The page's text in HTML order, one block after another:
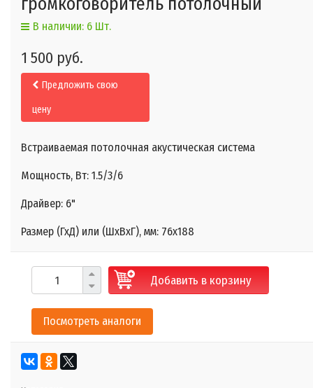
В наличии: 6 Шт.
1 500 руб.
Предложить свою
цену
Встраиваемая потолочная акустическая система
Мощность, Вт: 1.5/3/6
Драйвер: 6"
Размер (ГхД) или (ШхВхГ), мм: 76х188
Добавить в корзину
Посмотреть аналоги